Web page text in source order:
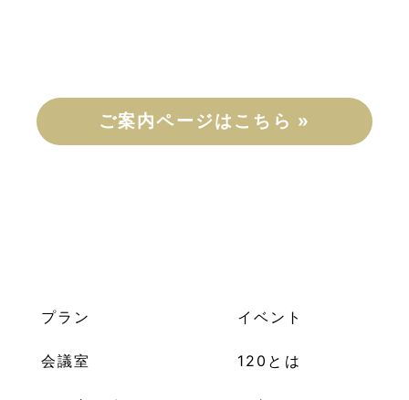
ご案内ページはこちら »
プラン
会議室 120とは
イベント